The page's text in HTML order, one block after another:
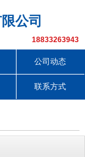
公司
18833263943
公司动态
联系方式